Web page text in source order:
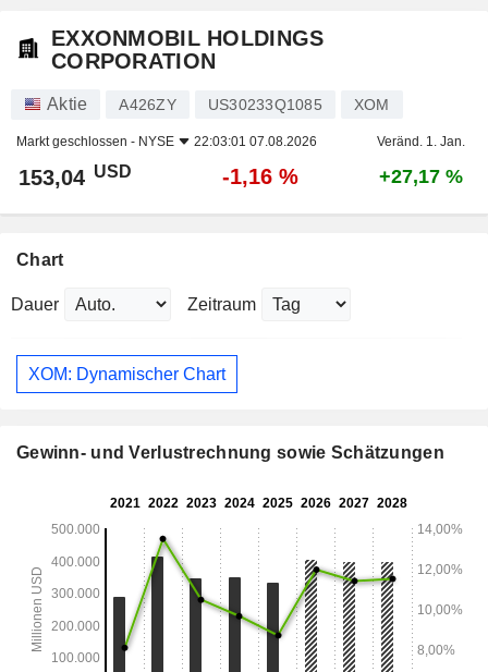
EXXONMOBIL HOLDINGS
CORPORATION
Aktie A426ZY US30233Q1085 XOM
Markt geschlossen - NYSE 22:03:01 07.08.2026 Veränd. 1. Jan.
153,04 USD -1,16 % +27,17 %
Chart
Dauer Zeitraum
XOM: Dynamischer Chart
Gewinn- und Verlustrechnung sowie Schätzungen